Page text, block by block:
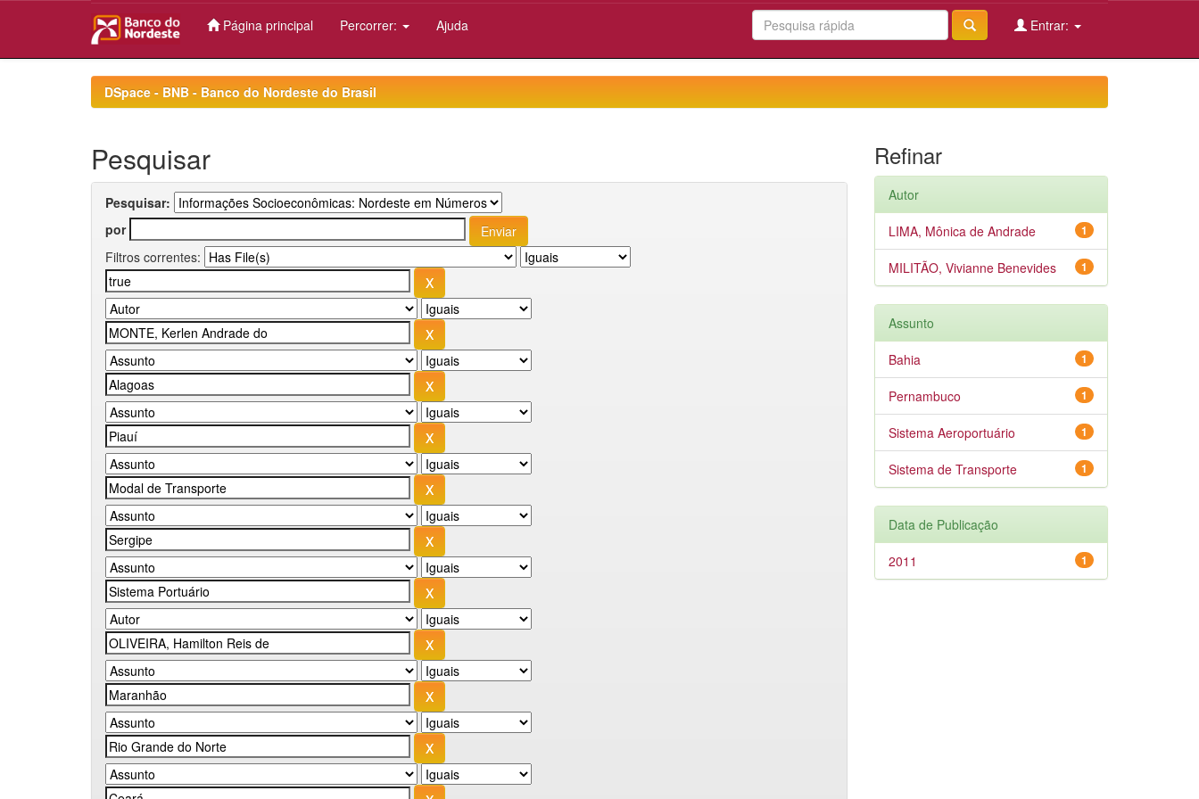
Página principal Percorrer: Ajuda Entrar:
DSpace - BNB - Banco do Nordeste do Brasil
Pesquisar
Pesquisar:
por
Filtros correntes:
Refinar
Autor
1
LIMA, Mônica de Andrade
1
MILITÃO, Vivianne Benevides
Assunto
1
Bahia
1
Pernambuco
1
Sistema Aeroportuário
1
Sistema de Transporte
Data de Publicação
1
2011